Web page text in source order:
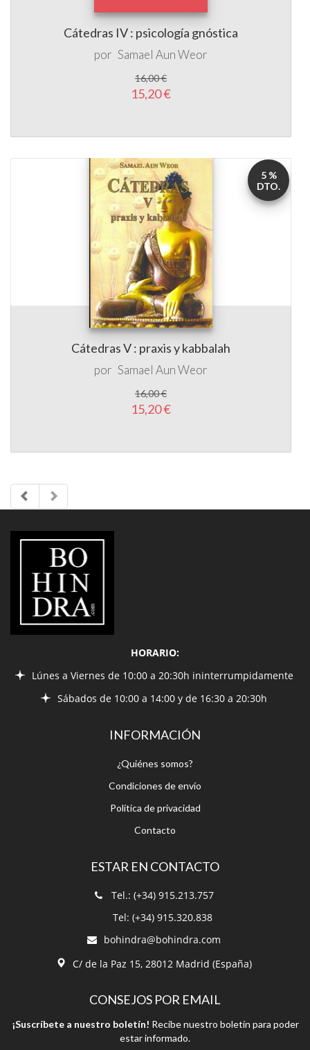
Cátedras IV : psicología gnóstica
por Samael Aun Weor
16,00 €
15,20 €
Cátedras V : praxis y kabbalah
por Samael Aun Weor
16,00 €
15,20 €
5 %
DTO.
LIBRERÍA
BOHINDRA
HORARIO:
Lúnes a Viernes de 10:00 a 20:30h ininterrumpidamente
Sábados de 10:00 a 14:00 y de 16:30 a 20:30h
INFORMACIÓN
¿Quiénes somos?
Condiciones de envío
Política de privacidad
Contacto
ESTAR EN CONTACTO
Tel.: (+34) 915.213.757
Tel: (+34) 915.320.838
bohindra@bohindra.com
C/ de la Paz 15, 28012 Madrid (España)
CONSEJOS POR EMAIL
¡Suscríbete a nuestro boletín! Recibe nuestro boletín para poder
estar informado.